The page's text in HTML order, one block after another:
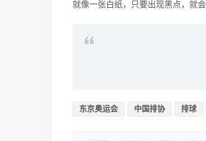
就像一张白纸，只要出现黑点，就
东京奥运会 中国排协 排球